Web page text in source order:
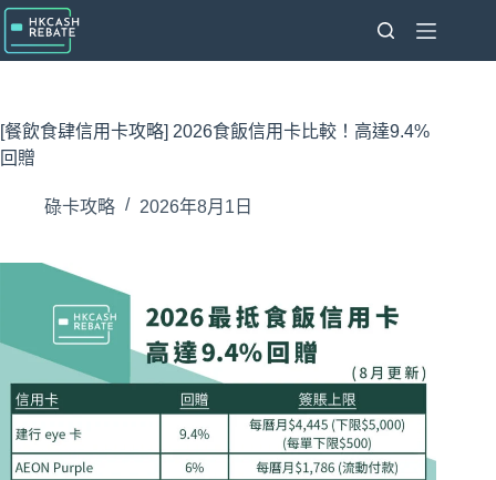
跳
至
主
內
容
[餐飲食肆信用卡攻略] 2026食飯信用卡比較！高達9.4%
回贈
碌卡攻略 2026年8月1日